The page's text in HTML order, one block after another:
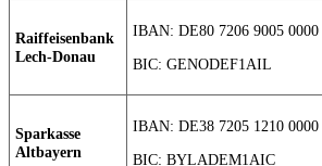
Raiffeisenbank
Lech-Donau
IBAN: DE80 7206 9005 0000
BIC: GENODEF1AIL
Sparkasse
Altbayern
IBAN: DE38 7205 1210 0000
BIC: BYLADEM1AIC